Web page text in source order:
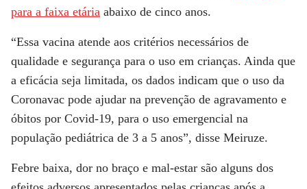
para a faixa etária abaixo de cinco anos.
“Essa vacina atende aos critérios necessários de
qualidade e segurança para o uso em crianças. Ainda que
a eficácia seja limitada, os dados indicam que o uso da
Coronavac pode ajudar na prevenção de agravamento e
óbitos por Covid-19, para o uso emergencial na
população pediátrica de 3 a 5 anos”, disse Meiruze.
Febre baixa, dor no braço e mal-estar são alguns dos